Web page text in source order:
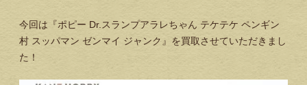
今回は『ポピー Dr.スランプアラレちゃん テケテケ ペンギン
村 スッパマン ゼンマイ ジャンク』を買取させていただきまし
た！